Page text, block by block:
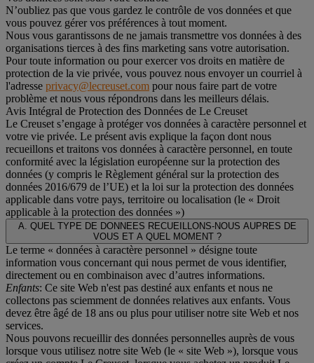
N’oubliez pas que vous gardez le contrôle de vos données et que
vous pouvez gérer vos préférences à tout moment.
Nous vous garantissons de ne jamais transmettre vos données à des
organisations tierces à des fins marketing sans votre autorisation.
Pour toute information ou pour exercer vos droits en matière de
protection de la vie privée, vous pouvez nous envoyer un courriel à
l'adresse privacy@lecreuset.com pour nous faire part de votre
problème et nous vous répondrons dans les meilleurs délais.
Avis Intégral de Protection des Données de Le Creuset
Le Creuset s’engage à protéger vos données à caractère personnel et
votre vie privée. Le présent avis explique la façon dont nous
recueillons et traitons vos données à caractère personnel, en toute
conformité avec la législation européenne sur la protection des
données (y compris le Règlement général sur la protection des
données 2016/679 de l’UE) et la loi sur la protection des données
applicable dans votre pays, territoire ou localisation (le « Droit
applicable à la protection des données »)
A. QUEL TYPE DE DONNEES RECUEILLONS-NOUS AUPRES DE
VOUS ET A QUEL MOMENT ?
Le terme « données à caractère personnel » désigne toute
information vous concernant qui nous permet de vous identifier,
directement ou en combinaison avec d’autres informations.
Enfants: Ce site Web n'est pas destiné aux enfants et nous ne
collectons pas sciemment de données relatives aux enfants. Vous
devez être âgé de 18 ans ou plus pour utiliser notre site Web et nos
services.
Nous pouvons recueillir des données personnelles auprès de vous
lorsque vous utilisez notre site Web (le « site Web »), lorsque vous